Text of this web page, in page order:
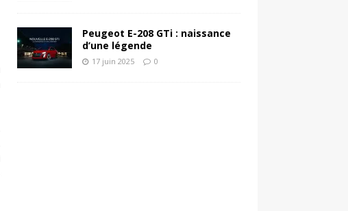
Peugeot E-208 GTi : naissance
d’une légende
17 juin 2025 0